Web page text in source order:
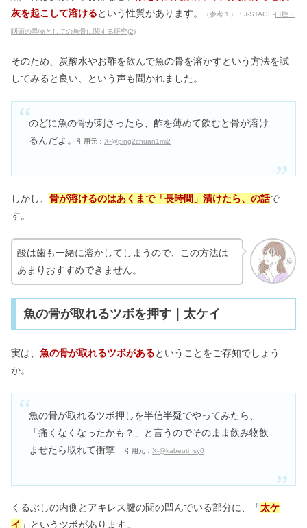
灰を起こして溶けるという性質があります。 （参考１）：J-STAGE-口腔・
咽頭の異物としての魚骨に関する研究(2)
そのため、炭酸水やお酢を飲んで魚の骨を溶かすという方法を試
してみると良い、という声も聞かれました。
のどに魚の骨が刺さったら、酢を薄めて飲むと骨が溶け
るんだよ。
引用元：X-@ping2chuan1mi2
しかし、 骨が溶けるのはあくまで「長時間」漬けたら、の話で
す。
酸は歯も一緒に溶かしてしまうので、この方法は
あまりおすすめできません。
魚の骨が取れるツボを押す｜太ケイ
実は、 魚の骨が取れるツボがあるということをご存知でしょう
か。
魚の骨が取れるツボ押しを半信半疑でやってみたら、
「痛くなくなったかも？」と言うのでそのまま飲み物飲
ませたら取れて衝撃
引用元：X-@kabeuti_sy0
くるぶしの内側とアキレス腱の間の凹んでいる部分に、「太ケ
イ 」というツボがあります。